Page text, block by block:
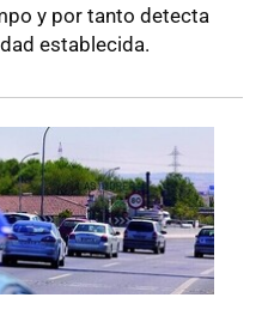
y por tanto detecta
establecida.